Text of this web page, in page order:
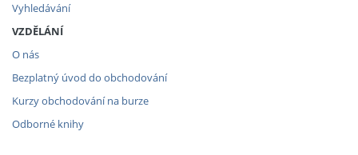
Vyhledávání
VZDĚLÁNÍ
O nás
Bezplatný úvod do obchodování
Kurzy obchodování na burze
Odborné knihy